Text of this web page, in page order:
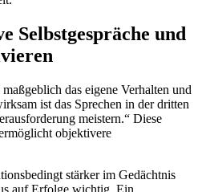
Selbstgespräche und
das eigene Verhalten und
ist das Sprechen in der dritten
meistern.“ Diese
objektivere
stärker im Gedächtnis
auf Erfolge wichtig. Ein